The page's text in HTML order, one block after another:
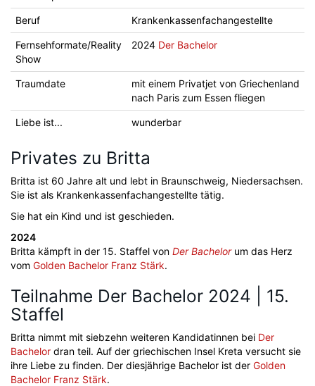
Beruf Krankenkassenfachangestellte
Fernsehformate/Reality
Show
2024 Der Bachelor
Traumdate
mit einem Privatjet von Griechenland
nach Paris zum Essen fliegen
Liebe ist... wunderbar
Privates zu Britta
Britta ist 60 Jahre alt und lebt in Braunschweig, Niedersachsen.
Sie ist als Krankenkassenfachangestellte tätig.
Sie hat ein Kind und ist geschieden.
2024
Britta kämpft in der 15. Staffel von Der Bachelorum das Herz
vom Golden Bachelor Franz Stärk.
Teilnahme Der Bachelor 2024 | 15.
Staffel
Britta nimmt mit siebzehn weiteren Kandidatinnen bei Der
Bachelor dran teil. Auf der griechischen Insel Kreta versucht sie
ihre Liebe zu finden. Der diesjährige Bachelor ist der Golden
Bachelor Franz Stärk.